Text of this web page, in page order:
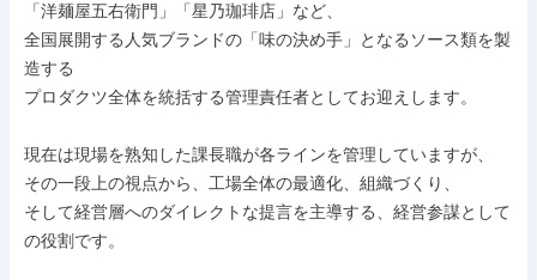
「洋麺屋五右衛門」「星乃珈琲店」など、
全国展開する人気ブランドの「味の決め手」となるソース類を製
造する
プロダクツ全体を統括する管理責任者としてお迎えします。
現在は現場を熟知した課長職が各ラインを管理していますが、
その一段上の視点から、工場全体の最適化、組織づくり、
そして経営層へのダイレクトな提言を主導する、経営参謀として
の役割です。